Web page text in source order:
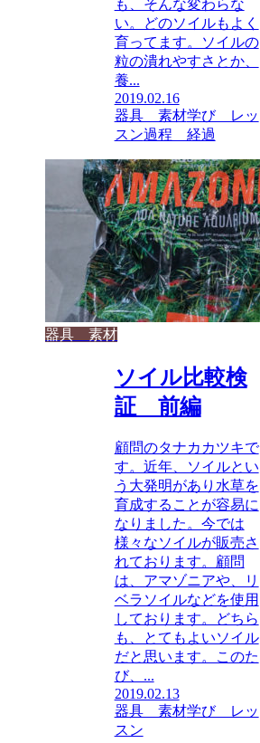
も、そんな変わらな
い。どのソイルもよく
育ってます。ソイルの
粒の潰れやすさとか、
養...
2019.02.16
器具 素材学び レッ
スン過程 経過
器具 素材
ソイル比較検
証 前編
顧問のタナカカツキで
す。近年、ソイルとい
う大発明があり水草を
育成することが容易に
なりました。今では
様々なソイルが販売さ
れております。顧問
は、アマゾニアや、リ
ベラソイルなどを使用
しております。どちら
も、とてもよいソイル
だと思います。このた
び、...
2019.02.13
器具 素材学び レッ
スン